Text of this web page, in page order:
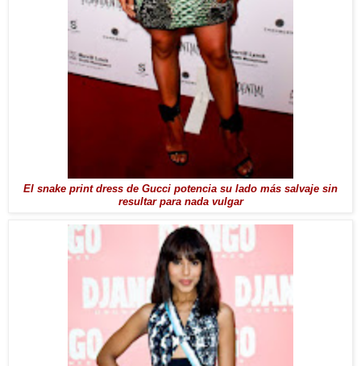
El snake print dress de Gucci potencia su lado más salvaje sin
resultar para nada vulgar